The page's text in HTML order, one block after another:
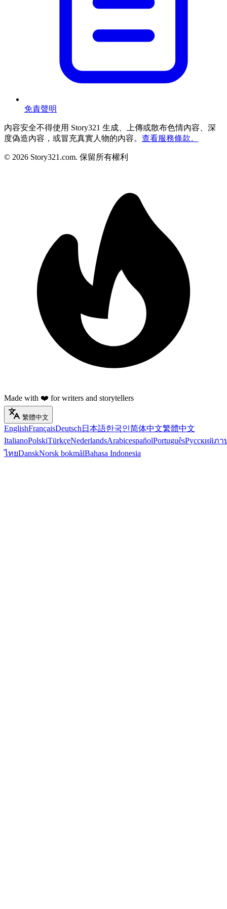
免責聲明
內容安全不得使用 Story321 生成、上傳或散布色情內容、深
度偽造內容，或冒充真實人物的內容。 查看服務條款。
© 2026 Story321.com. 保留所有權利
Made with ❤️ for writers and storytellers
繁體中文
EnglishFrançaisDeutsch 日本語한국인简体中文繁體中文
ItalianoPolskiTürkçeNederlandsArabicespañolPortuguêsРусскийภา
ไทยDanskNorsk bokmålBahasa Indonesia